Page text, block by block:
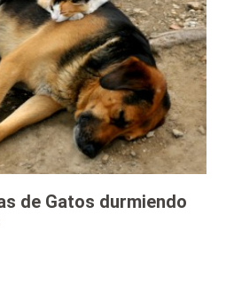
de Gatos durmiendo